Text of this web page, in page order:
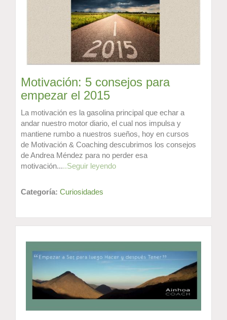
Motivación: 5 consejos para
empezar el 2015
La motivación es la gasolina principal que echar a
andar nuestro motor diario, el cual nos impulsa y
mantiene rumbo a nuestros sueños, hoy en cursos
de Motivación & Coaching descubrimos los consejos
de Andrea Méndez para no perder esa
motivación.....Seguir leyendo
Categoría: Curiosidades